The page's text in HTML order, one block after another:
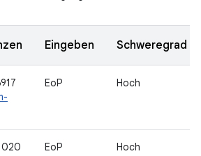
Eingeben Schweregrad
EoP Hoch
EoP Hoch